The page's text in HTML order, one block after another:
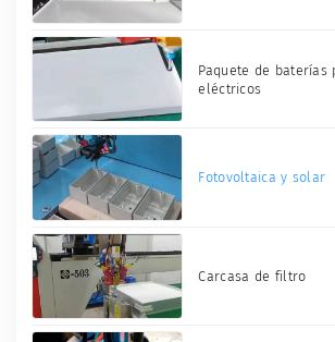
Paquete de baterías
eléctricos
Fotovoltaica y solar
Carcasa de filtro